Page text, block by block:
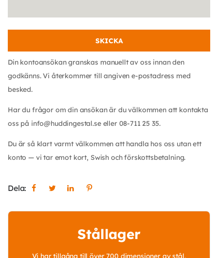
Din kontoansökan granskas manuellt av oss innan den
godkänns. Vi återkommer till angiven e-postadress med
besked.
Har du frågor om din ansökan är du välkommen att kontakta
oss på info@huddingestal.se eller 08-711 25 35.
Du är så klart varmt välkommen att handla hos oss utan ett
konto — vi tar emot kort, Swish och förskottsbetalning.
Dela:
Stållager
Vi har tillgång till över 700 dimensioner av stål,